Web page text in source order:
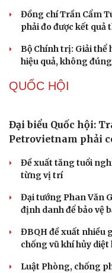
Cải chính
Đồng chí Trần Cẩm
phải đo được kết quả
Bộ Chính trị: Giải thể
hiệu quả, không
QUỐC HỘI
Đại biểu Quốc hội:
Petrovietnam phải
Đề xuất tăng tuổi
từng vị trí
Đại tướng Phan Văn
định danh để bảo vệ
ĐBQH đề xuất nhiều
chống vũ khí hủy diệt
Luật Phòng, chống